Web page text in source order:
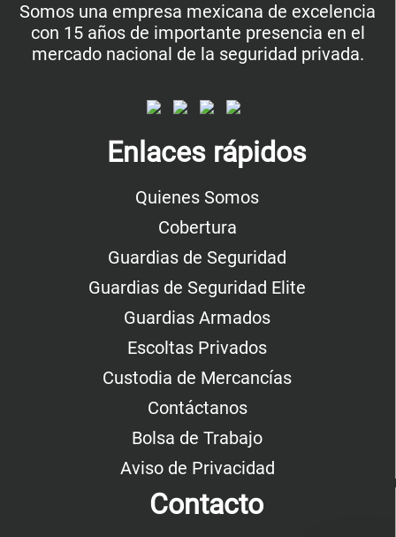
Somos una empresa mexicana de excelencia
con 15 años de importante presencia en el
mercado nacional de la seguridad privada.
Enlaces rápidos
Quienes Somos
Cobertura
Guardias de Seguridad
Guardias de Seguridad Elite
Guardias Armados
Escoltas Privados
Custodia de Mercancías
Contáctanos
Bolsa de Trabajo
Aviso de Privacidad
Contacto